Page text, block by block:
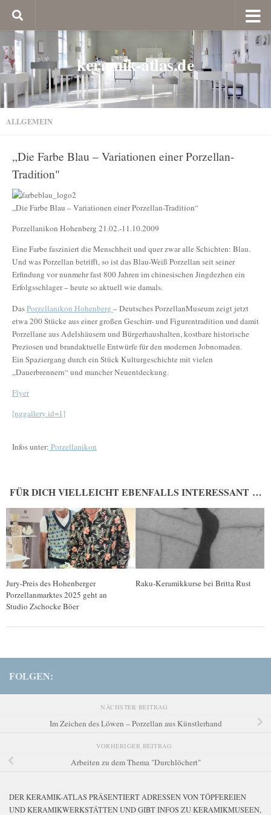
keramik-atlas.de
ALLGEMEIN
„Die Farbe Blau – Variationen einer Porzellan-
Tradition"
„Die Farbe Blau – Variationen einer Porzellan-Tradition“
Porzellanikon Hohenberg 21.02.-11.10.2009
Eine Farbe fasziniert die Menschheit und quer zwar alle Schichten: Blau.
Und was Porzellan betrifft, so ist das Blau-Weiß Porzellan seit seiner
Erfindung vor nunmehr fast 800 Jahren im chinesischen Jingdezhen ein
Erfolgsschlager – heute so aktuell wie damals.
DasPorzellanikon Hohenberg – Deutsches PorzellanMuseum zeigt jetzt
etwa 200 Stücke aus einer großen Geschirr- und Figurentradition und damit
Porzellane aus Adelshäusern und Bürgerhaushalten, kostbare historische
Preziosen und brandaktuelle Entwürfe für den modernen Jobnomaden.
Ein Spaziergang durch ein Stück Kulturgeschichte mit vielen
„Dauerbrennern“ und mancher Neuentdeckung.
Flyer
[nggallery id=1]
Infos unter: Porzellanikon
FÜR DICH VIELLEICHT EBENFALLS INTERESSANT …
Jury-Preis des Hohenberger
Porzellanmarktes 2025 geht an
Studio Zschocke Böer
Raku-Keramikkurse bei Britta Rust
FOLGEN:
NÄCHSTER BEITRAG
Im Zeichen des Löwen – Porzellan aus Künstlerhand
VORHERIGER BEITRAG
Arbeiten zu dem Thema "Durchlöchert"
DER KERAMIK-ATLAS PRÄSENTIERT ADRESSEN VON TÖPFEREIEN
UND KERAMIKWERKSTÄTTEN UND GIBT INFOS ZU KERAMIKMUSEEN,